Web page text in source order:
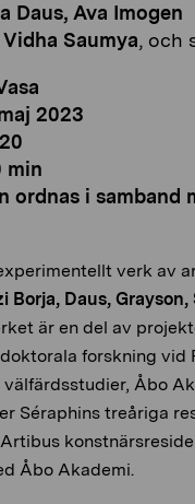
Daus, Ava Imogen
Vidha Saumya, och
2023
min
ordnas i samband
verk av
Borja, Daus,
är en del av
forskning vid
Åbo
Séraphins treåriga
Åbo Akademi.